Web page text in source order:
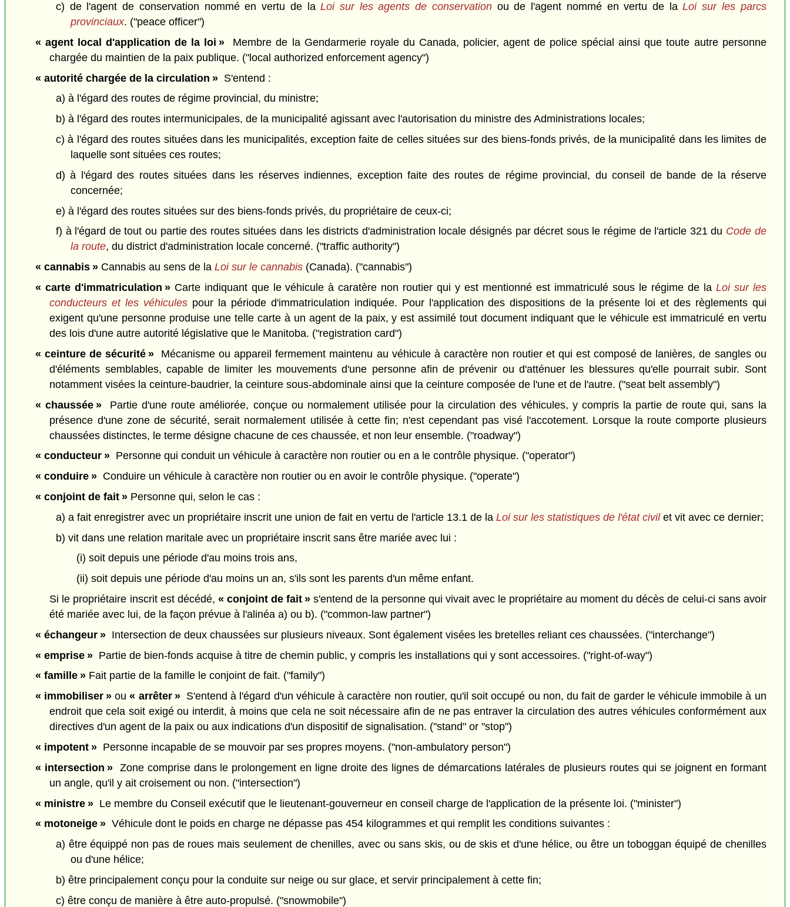
c) de l'agent de conservation nommé en vertu de laLoi sur les agents de conservationou de l'agent nommé en vertu de laLoi sur les parcs
provinciaux. ("peace officer")
« agent local d'application de la loi » Membre de la Gendarmerie royale du Canada, policier, agent de police spécial ainsi que toute autre personne
chargée du maintien de la paix publique. ("local authorized enforcement agency")
« autorité chargée de la circulation » S'entend :
a) à l'égard des routes de régime provincial, du ministre;
b) à l'égard des routes intermunicipales, de la municipalité agissant avec l'autorisation du ministre des Administrations locales;
c) à l'égard des routes situées dans les municipalités, exception faite de celles situées sur des biens-fonds privés, de la municipalité dans les limites de
laquelle sont situées ces routes;
d) à l'égard des routes situées dans les réserves indiennes, exception faite des routes de régime provincial, du conseil de bande de la réserve
concernée;
e) à l'égard des routes situées sur des biens-fonds privés, du propriétaire de ceux-ci;
f) à l'égard de tout ou partie des routes situées dans les districts d'administration locale désignés par décret sous le régime de l'article 321 du Code de
la route, du district d'administration locale concerné. ("traffic authority")
« cannabis »Cannabis au sens de la Loi sur le cannabis (Canada). ("cannabis")
« carte d'immatriculation »Carte indiquant que le véhicule à caratère non routier qui y est mentionné est immatriculé sous le régime de la Loi sur les
conducteurs et les véhicules pour la période d'immatriculation indiquée. Pour l'application des dispositions de la présente loi et des règlements qui
exigent qu'une personne produise une telle carte à un agent de la paix, y est assimilé tout document indiquant que le véhicule est immatriculé en vertu
des lois d'une autre autorité législative que le Manitoba. ("registration card")
« ceinture de sécurité » Mécanisme ou appareil fermement maintenu au véhicule à caractère non routier et qui est composé de lanières, de sangles ou
d'éléments semblables, capable de limiter les mouvements d'une personne afin de prévenir ou d'atténuer les blessures qu'elle pourrait subir. Sont
notamment visées la ceinture-baudrier, la ceinture sous-abdominale ainsi que la ceinture composée de l'une et de l'autre. ("seat belt assembly")
« chaussée »Partie d'une route améliorée, conçue ou normalement utilisée pour la circulation des véhicules, y compris la partie de route qui, sans la
présence d'une zone de sécurité, serait normalement utilisée à cette fin; n'est cependant pas visé l'accotement. Lorsque la route comporte plusieurs
chaussées distinctes, le terme désigne chacune de ces chaussée, et non leur ensemble. ("roadway")
« conducteur »Personne qui conduit un véhicule à caractère non routier ou en a le contrôle physique. ("operator")
« conduire »Conduire un véhicule à caractère non routier ou en avoir le contrôle physique. ("operate")
« conjoint de fait »Personne qui, selon le cas :
a) a fait enregistrer avec un propriétaire inscrit une union de fait en vertu de l'article 13.1 de la Loi sur les statistiques de l'état civilet vit avec ce dernier;
b) vit dans une relation maritale avec un propriétaire inscrit sans être mariée avec lui :
(i) soit depuis une période d'au moins trois ans,
(ii) soit depuis une période d'au moins un an, s'ils sont les parents d'un même enfant.
Si le propriétaire inscrit est décédé, « conjoint de fait »s'entend de la personne qui vivait avec le propriétaire au moment du décès de celui-ci sans avoir
été mariée avec lui, de la façon prévue à l'alinéa a) ou b). ("common-law partner")
« échangeur »Intersection de deux chaussées sur plusieurs niveaux. Sont également visées les bretelles reliant ces chaussées. ("interchange")
« emprise »Partie de bien-fonds acquise à titre de chemin public, y compris les installations qui y sont accessoires. ("right-of-way")
« famille »Fait partie de la famille le conjoint de fait. ("family")
« immobiliser »ou« arrêter »S'entend à l'égard d'un véhicule à caractère non routier, qu'il soit occupé ou non, du fait de garder le véhicule immobile à un
endroit que cela soit exigé ou interdit, à moins que cela ne soit nécessaire afin de ne pas entraver la circulation des autres véhicules conformément aux
directives d'un agent de la paix ou aux indications d'un dispositif de signalisation. ("stand" or "stop")
« impotent »Personne incapable de se mouvoir par ses propres moyens. ("non-ambulatory person")
« intersection »Zone comprise dans le prolongement en ligne droite des lignes de démarcations latérales de plusieurs routes qui se joignent en formant
un angle, qu'il y ait croisement ou non. ("intersection")
« ministre »Le membre du Conseil exécutif que le lieutenant-gouverneur en conseil charge de l'application de la présente loi. ("minister")
« motoneige »Véhicule dont le poids en charge ne dépasse pas 454 kilogrammes et qui remplit les conditions suivantes :
a) être équippé non pas de roues mais seulement de chenilles, avec ou sans skis, ou de skis et d'une hélice, ou être un toboggan équipé de chenilles
ou d'une hélice;
b) être principalement conçu pour la conduite sur neige ou sur glace, et servir principalement à cette fin;
c) être conçu de manière à être auto-propulsé. ("snowmobile")